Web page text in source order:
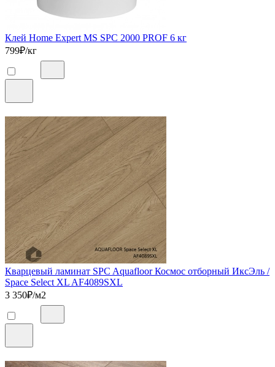
Клей Home Expert MS SPC 2000 PROF 6 кг
799₽/кг
Кварцевый ламинат SPC Aquafloor Космос отборный ИксЭль /
Space Select XL AF4089SXL
3 350₽/м2